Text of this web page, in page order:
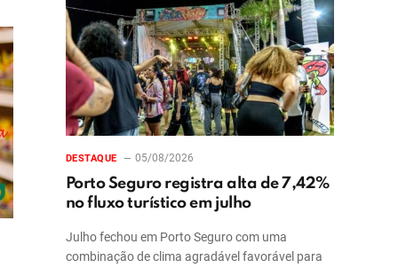
DESTAQUE 05/08/2026
Porto Seguro registra alta de 7,42%
no fluxo turístico em julho
Julho fechou em Porto Seguro com uma
combinação de clima agradável favorável para